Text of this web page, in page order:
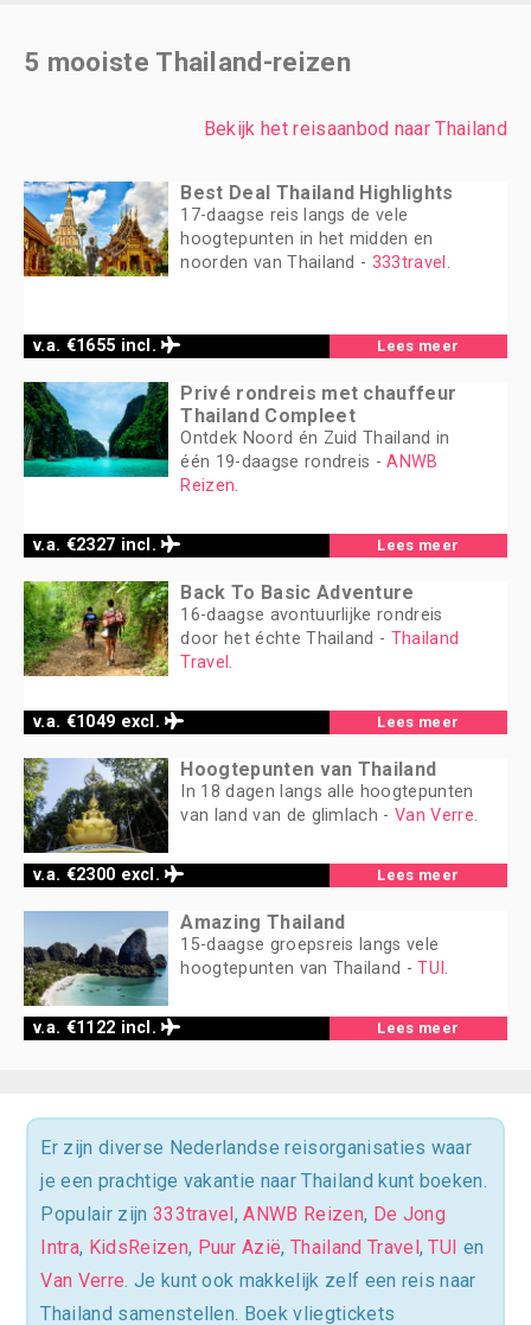
5 mooiste Thailand-reizen
Bekijk het reisaanbod naar Thailand
v.a. €1655 incl.
Best Deal Thailand Highlights
17-daagse reis langs de vele
hoogtepunten in het midden en
noorden van Thailand - 333travel.
Lees meer
v.a. €2327 incl.
Privé rondreis met chauffeur
Thailand Compleet
Ontdek Noord én Zuid Thailand in
één 19-daagse rondreis -ANWB
Reizen.
Lees meer
v.a. €1049 excl.
Back To Basic Adventure
16-daagse avontuurlijke rondreis
door het échte Thailand - Thailand
Travel.
Lees meer
v.a. €2300 excl.
Hoogtepunten van Thailand
In 18 dagen langs alle hoogtepunten
van land van de glimlach -Van Verre.
Lees meer
v.a. €1122 incl.
Amazing Thailand
15-daagse groepsreis langs vele
hoogtepunten van Thailand -TUI.
Lees meer
Er zijn diverse Nederlandse reisorganisaties waar
je een prachtige vakantie naar Thailand kunt boeken.
Populair zijn 333travel ,ANWB Reizen, De Jong
Intra, KidsReizen, Puur Azië,Thailand Travel ,TUI en
Van Verre. Je kunt ook makkelijk zelf een reis naar
Thailand samenstellen. Boek vliegtickets